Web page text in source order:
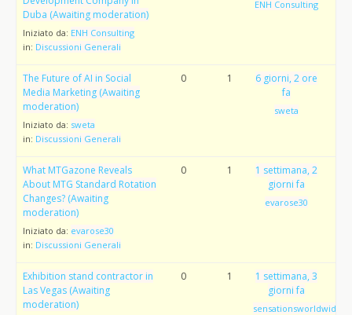
Duba (Awaiting moderation)
Iniziato da: ENH Consulting
in: Discussioni Generali
ENH Consulting
The Future of AI in Social
Media Marketing (Awaiting
moderation)
Iniziato da: sweta
in: Discussioni Generali
0 1
6 giorni, 2 ore
fa
sweta
What MTGazone Reveals
About MTG Standard Rotation
Changes? (Awaiting
moderation)
Iniziato da: evarose30
in: Discussioni Generali
0 1
1 settimana, 2
giorni fa
evarose30
Exhibition stand contractor in
Las Vegas (Awaiting
moderation)
0 1
1 settimana, 3
giorni fa
sensationsworldwide